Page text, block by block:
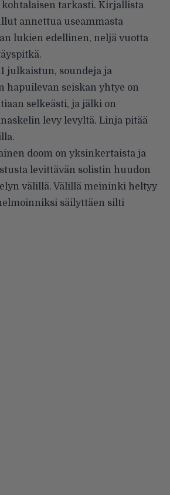
tarkasti. Kirjallista
annettua useammasta
lukien edellinen, neljä vuotta
julkaistun, soundeja ja
hapuilevan seiskan yhtye on
selkeästi, ja jälki on
levy levyltä. Linja pitää
doom on yksinkertaista ja
levittävän solistin huudon
välillä. Välillä meininki heltyy
säilyttäen silti